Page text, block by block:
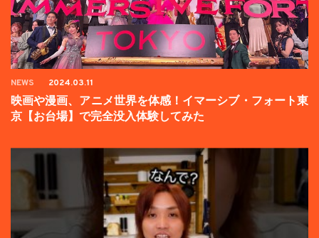
NEWS 2024.03.11
映画や漫画、アニメ世界を体感！イマーシブ・フォート東
京【お台場】で完全没入体験してみた